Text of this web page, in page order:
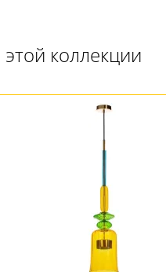
коллекции